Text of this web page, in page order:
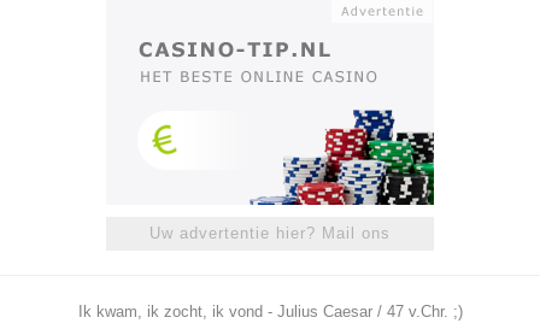
Uw advertentie hier? Mail ons
Ik kwam, ik zocht, ik vond - Julius Caesar / 47 v.Chr. ;)